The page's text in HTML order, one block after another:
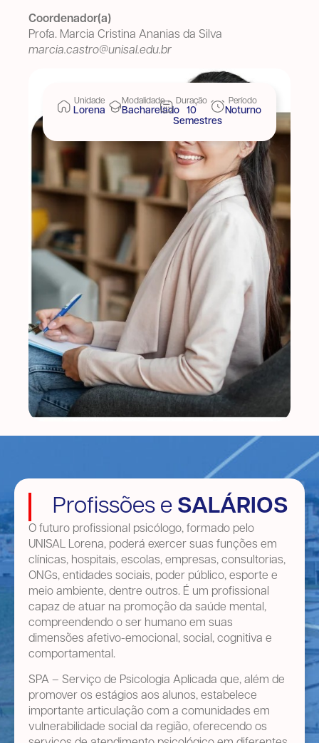
Coordenador(a)
Profa. Marcia Cristina Ananias da Silva
marcia.castro@unisal.edu.br
Unidade
Lorena
Modalidade
Bacharelado
Duração
10
Semestres
Período
Noturno
Profissões e SALÁRIOS
O futuro profissional psicólogo, formado pelo
UNISAL Lorena, poderá exercer suas funções em
clínicas, hospitais, escolas, empresas, consultorias,
ONGs, entidades sociais, poder público, esporte e
meio ambiente, dentre outros. É um profissional
capaz de atuar na promoção da saúde mental,
compreendendo o ser humano em suas
dimensões afetivo-emocional, social, cognitiva e
comportamental.
SPA – Serviço de Psicologia Aplicada que, além de
promover os estágios aos alunos, estabelece
importante articulação com a comunidades em
vulnerabilidade social da região, oferecendo os